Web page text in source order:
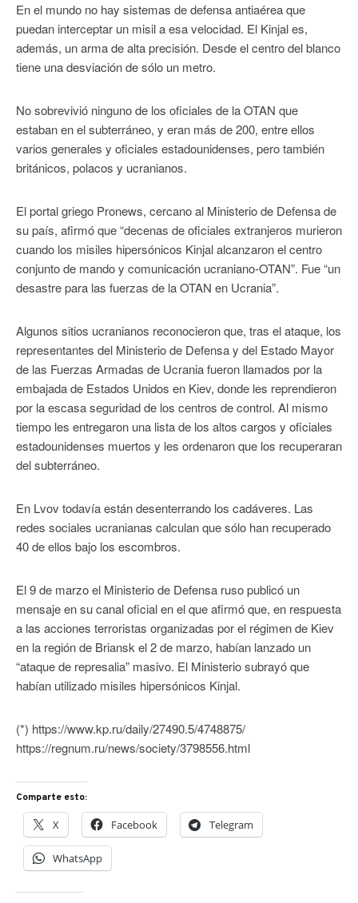
En el mundo no hay sistemas de defensa antiaérea que
puedan interceptar un misil a esa velocidad. El Kinjal es,
además, un arma de alta precisión. Desde el centro del blanco
tiene una desviación de sólo un metro.
No sobrevivió ninguno de los oficiales de la OTAN que
estaban en el subterráneo, y eran más de 200, entre ellos
varios generales y oficiales estadounidenses, pero también
británicos, polacos y ucranianos.
El portal griego Pronews, cercano al Ministerio de Defensa de
su país, afirmó que “decenas de oficiales extranjeros murieron
cuando los misiles hipersónicos Kinjal alcanzaron el centro
conjunto de mando y comunicación ucraniano-OTAN”. Fue “un
desastre para las fuerzas de la OTAN en Ucrania”.
Algunos sitios ucranianos reconocieron que, tras el ataque, los
representantes del Ministerio de Defensa y del Estado Mayor
de las Fuerzas Armadas de Ucrania fueron llamados por la
embajada de Estados Unidos en Kiev, donde les reprendieron
por la escasa seguridad de los centros de control. Al mismo
tiempo les entregaron una lista de los altos cargos y oficiales
estadounidenses muertos y les ordenaron que los recuperaran
del subterráneo.
En Lvov todavía están desenterrando los cadáveres. Las
redes sociales ucranianas calculan que sólo han recuperado
40 de ellos bajo los escombros.
El 9 de marzo el Ministerio de Defensa ruso publicó un
mensaje en su canal oficial en el que afirmó que, en respuesta
a las acciones terroristas organizadas por el régimen de Kiev
en la región de Briansk el 2 de marzo, habían lanzado un
“ataque de represalia” masivo. El Ministerio subrayó que
habían utilizado misiles hipersónicos Kinjal.
(*) https://www.kp.ru/daily/27490.5/4748875/
https://regnum.ru/news/society/3798556.html
Comparte esto:
X Facebook Telegram
WhatsApp